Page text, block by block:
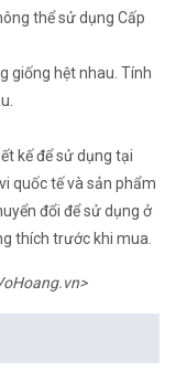
thể sử dụng Cấp
giống hệt nhau. Tính
kế để sử dụng tại
quốc tế và sản phẩm
đổi để sử dụng ở
thích trước khi mua.